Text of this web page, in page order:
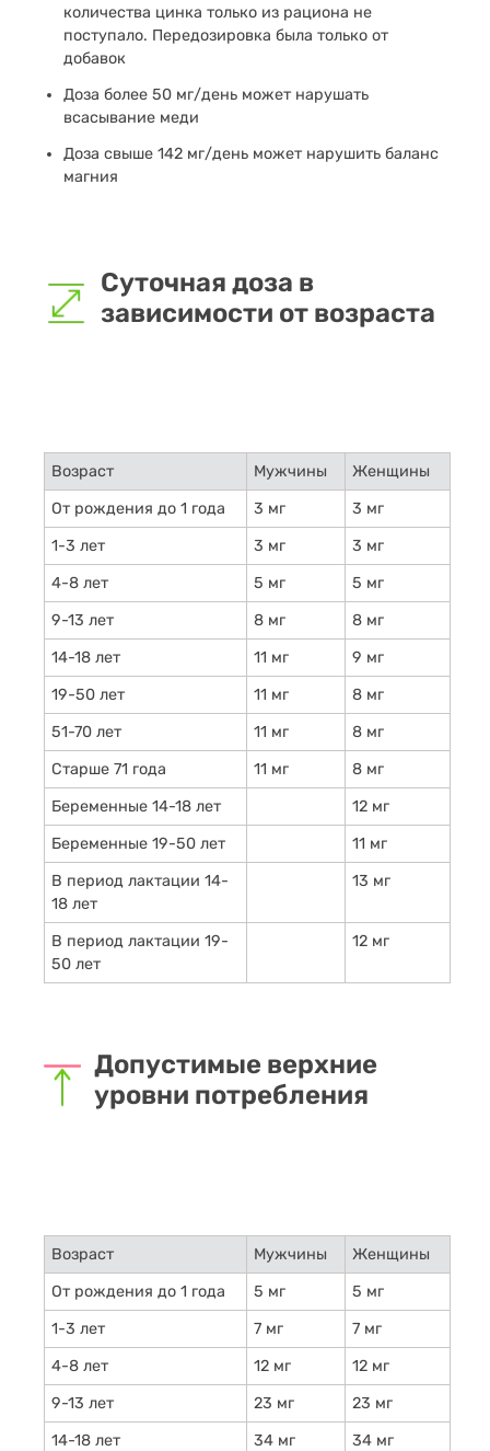
количества цинка только из рациона не
поступало. Передозировка была только от
добавок
Доза более 50 мг/день может нарушать
всасывание меди
Доза свыше 142 мг/день может нарушить баланс
магния
Суточная доза в
зависимости от возраста
Возраст Мужчины
Женщины
От рождения до 1 года
3 мг
3 мг
1-3 лет
3 мг
3 мг
4-8 лет
5 мг
5 мг
9-13 лет
8 мг
8 мг
14-18 лет
11 мг
9 мг
19-50 лет
11 мг
8 мг
51-70 лет
11 мг
8 мг
Старше 71 года
11 мг
8 мг
Беременные 14-18 лет
12 мг
Беременные 19-50 лет
11 мг
В период лактации 14-
18 лет
13 мг
В период лактации 19-
50 лет
12 мг
Допустимые верхние
уровни потребления
Возраст Мужчины
Женщины
От рождения до 1 года
5 мг
5 мг
1-3 лет
7 мг
7 мг
4-8 лет
12 мг
12 мг
9-13 лет
23 мг
23 мг
14-18 лет
34 мг 34 мг